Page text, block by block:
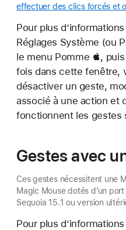
effectuer des clics forcés et
Pour plus
Réglages Système (ou
le menu Pomme ,
fois dans cette fenêtre,
désactiver un geste,
associé à une action et
fonctionnent les gestes
Gestes avec
Ces gestes nécessitent une
Magic Mouse dotés d’un
Sequoia 15.1 ou version
Pour plus